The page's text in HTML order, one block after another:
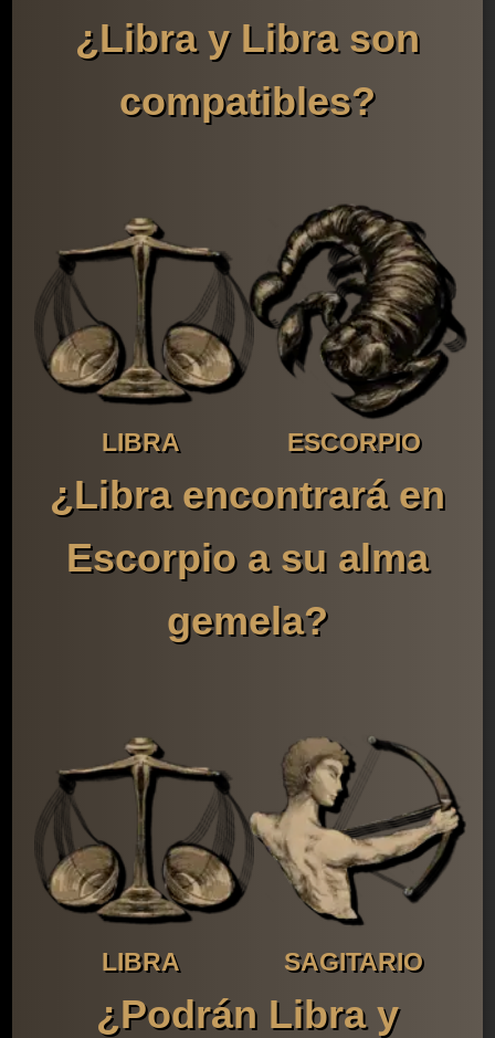
¿Libra y Libra son
compatibles?
LIBRA ESCORPIO
¿Libra encontrará en
Escorpio a su alma
gemela?
LIBRA SAGITARIO
¿Podrán Libra y